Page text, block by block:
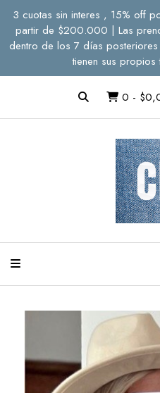
3 cuotas sin interes , 15% off
partir de $200.000 | Las
dentro de los 7 días
tienen sus
0 -